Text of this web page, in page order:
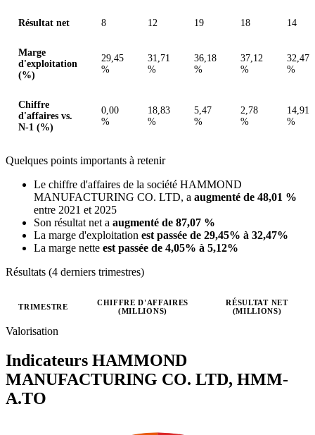
Résultat net 8 12 19 18 14
Marge
d'exploitation
(%)
29,45
%
31,71
%
36,18
%
37,12
%
32,47
%
Chiffre
d'affaires vs.
N-1 (%)
0,00
%
18,83
%
5,47
%
2,78
%
14,91
%
Quelques points importants à retenir
Le chiffre d'affaires de la société HAMMOND
MANUFACTURING CO. LTD, a augmenté de 48,01 %
entre 2021 et 2025
Son résultat net a augmenté de 87,07 %
La marge d'exploitation est passée de 29,45% à 32,47%
La marge nette est passée de 4,05% à 5,12%
Résultats (4 derniers trimestres)
Valeurs trimestrielles en millions (dollar canadien)
TRIMESTRE
CHIFFRE D'AFFAIRES
(MILLIONS)
RÉSULTAT NET
(MILLIONS)
Valorisation
Indicateurs HAMMOND
MANUFACTURING CO. LTD, HMM-
A.TO